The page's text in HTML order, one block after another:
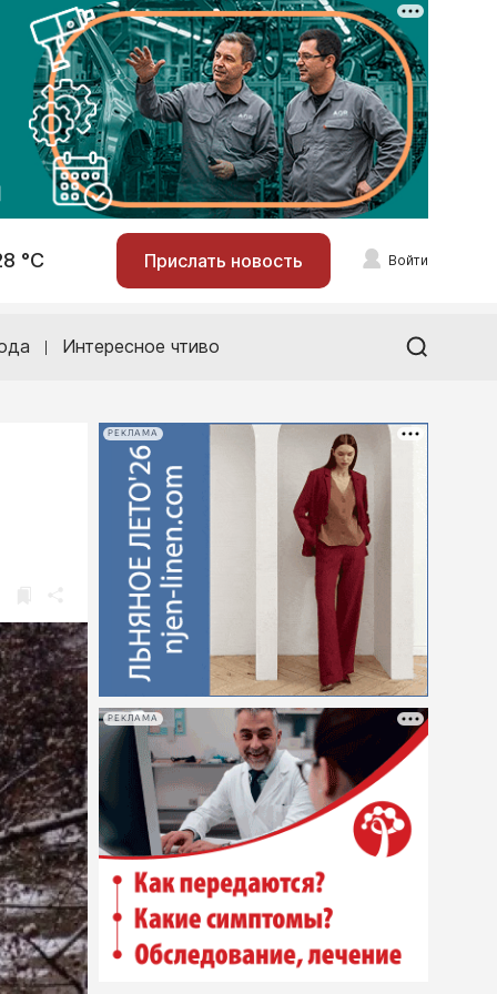
°С Прислать новость Войти
Интересное чтиво
РЕКЛАМА
РЕКЛАМА